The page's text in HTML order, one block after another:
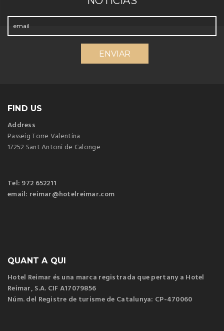
FIND US
Address
Passeig Torre Valentina
17252 Sant Antoni de Calonge
Tel: 972 652211
email: reimar@hotelreimar.com
QUANT A QUI
Hotel Reimar és una marca registrada que pertany a Hotel
Reimar, S.A. CIF A17079856
Núm. del Registre de turisme de Catalunya: CP-470060